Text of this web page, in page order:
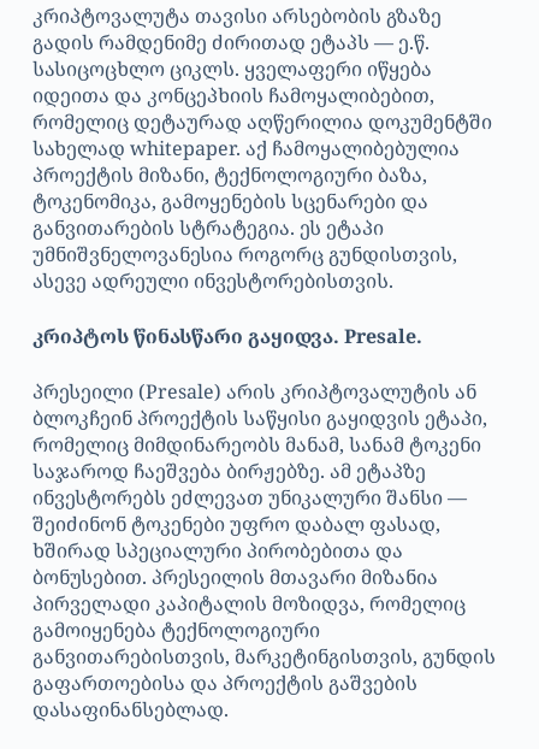
კრიპტოვალუტა თავისი არსებობის გზაზე
გადის რამდენიმე ძირითად ეტაპს — ე.წ.
სასიცოცხლო ციკლს. ყველაფერი იწყება
იდეითა და კონცეპხიის ჩამოყალიბებით,
რომელიც დეტაურად აღწერილია დოკუმენტში
სახელად whitepaper. აქ ჩამოყალიბებულია
პროექტის მიზანი, ტექნოლოგიური ბაზა,
ტოკენომიკა, გამოყენების სცენარები და
განვითარების სტრატეგია. ეს ეტაპი
უმნიშვნელოვანესია როგორც გუნდისთვის,
ასევე ადრეული ინვესტორებისთვის.
კრიპტოს წინასწარი გაყიდვა. Presale.
პრესეილი (Presale) არის კრიპტოვალუტის ან
ბლოკჩეინ პროექტის საწყისი გაყიდვის ეტაპი,
რომელიც მიმდინარეობს მანამ, სანამ ტოკენი
საჯაროდ ჩაეშვება ბირჟებზე. ამ ეტაპზე
ინვესტორებს ეძლევათ უნიკალური შანსი —
შეიძინონ ტოკენები უფრო დაბალ ფასად,
ხშირად სპეციალური პირობებითა და
ბონუსებით. პრესეილის მთავარი მიზანია
პირველადი კაპიტალის მოზიდვა, რომელიც
გამოიყენება ტექნოლოგიური
განვითარებისთვის, მარკეტინგისთვის, გუნდის
გაფართოებისა და პროექტის გაშვების
დასაფინანსებლად.